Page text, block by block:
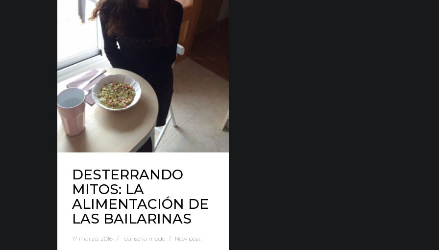
DESTERRANDO
MITOS: LA
ALIMENTACIÓN DE
LAS BAILARINAS
17 marzo, 2016 danse la mode New post
Danse la mode
636 57 66 50
info@danselamode.com
Avd. Comercial 20 Barañain (Navarra)
Privacidad · Política de Cookies